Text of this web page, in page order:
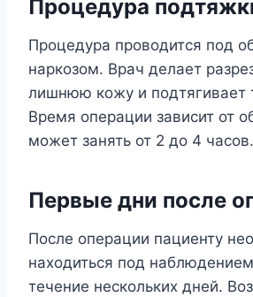
Процедура
Процедура проводится под
наркозом. Врач делает
лишнюю кожу и подтягивает
Время операции зависит от
может занять от 2 до 4 часов.
Первые дни после
После операции пациенту
находиться под
течение нескольких дней.